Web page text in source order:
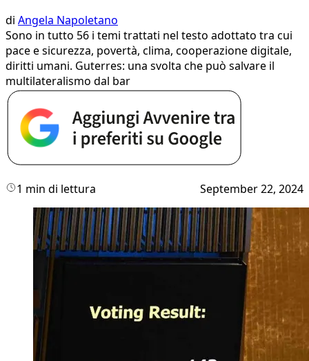
di Angela Napoletano
Sono in tutto 56 i temi trattati nel testo adottato tra cui
pace e sicurezza, povertà, clima, cooperazione digitale,
diritti umani. Guterres: una svolta che può salvare il
multilateralismo dal bar
1 min di lettura September 22, 2024